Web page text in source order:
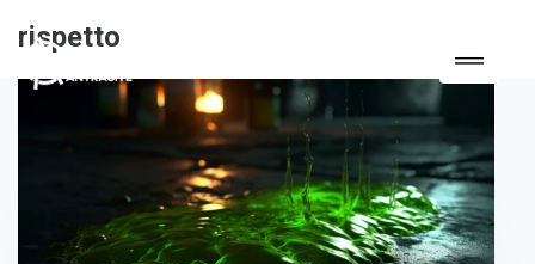
rispetto